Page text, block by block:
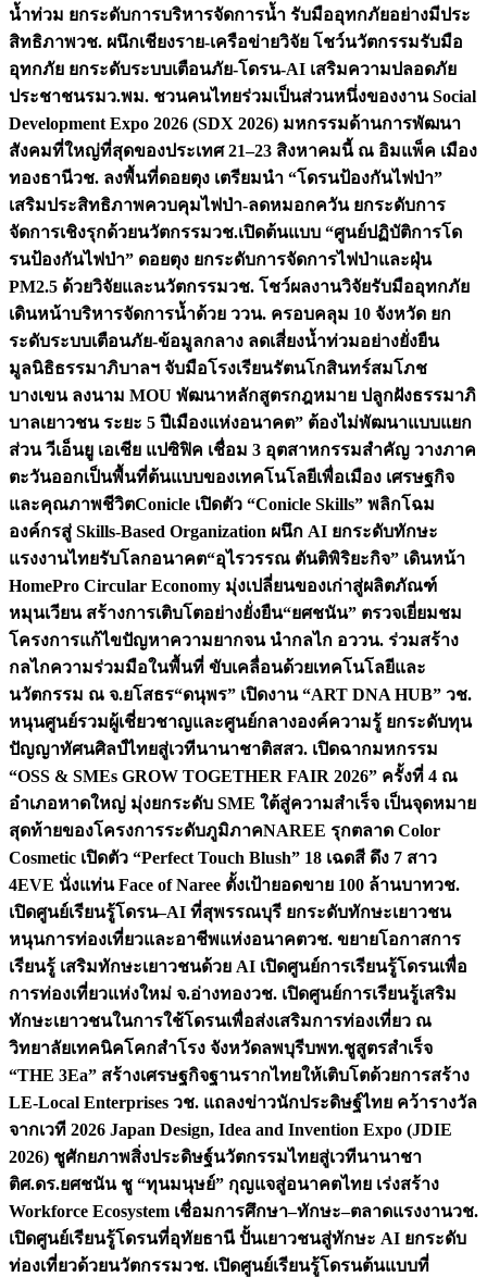
น้ำท่วม ยกระดับการบริหารจัดการน้ำ รับมืออุทกภัยอย่างมีประ
สิทธิภาพวช. ผนึกเชียงราย-เครือข่ายวิจัย โชว์นวัตกรรมรับมือ
อุทกภัย ยกระดับระบบเตือนภัย-โดรน-AI เสริมความปลอดภัย
ประชาชนรมว.พม. ชวนคนไทยร่วมเป็นส่วนหนึ่งของงาน Social
Development Expo 2026 (SDX 2026) มหกรรมด้านการพัฒนา
สังคมที่ใหญ่ที่สุดของประเทศ 21–23 สิงหาคมนี้ ณ อิมแพ็ค เมือง
ทองธานีวช. ลงพื้นที่ดอยตุง เตรียมนำ “โดรนป้องกันไฟป่า”
เสริมประสิทธิภาพควบคุมไฟป่า-ลดหมอกควัน ยกระดับการ
จัดการเชิงรุกด้วยนวัตกรรมวช.เปิดต้นแบบ “ศูนย์ปฏิบัติการโด
รนป้องกันไฟป่า” ดอยตุง ยกระดับการจัดการไฟป่าและฝุ่น
PM2.5 ด้วยวิจัยและนวัตกรรมวช. โชว์ผลงานวิจัยรับมืออุทกภัย
เดินหน้าบริหารจัดการน้ำด้วย ววน. ครอบคลุม 10 จังหวัด ยก
ระดับระบบเตือนภัย-ข้อมูลกลาง ลดเสี่ยงน้ำท่วมอย่างยั่งยืน
มูลนิธิธรรมาภิบาลฯ จับมือโรงเรียนรัตนโกสินทร์สมโภช
บางเขน ลงนาม MOU พัฒนาหลักสูตรกฎหมาย ปลูกฝังธรรมาภิ
บาลเยาวชน ระยะ 5 ปีเมืองแห่งอนาคต” ต้องไม่พัฒนาแบบแยก
ส่วน วีเอ็นยู เอเชีย แปซิฟิค เชื่อม 3 อุตสาหกรรมสำคัญ วางภาค
ตะวันออกเป็นพื้นที่ต้นแบบของเทคโนโลยีเพื่อเมือง เศรษฐกิจ
และคุณภาพชีวิตConicle เปิดตัว “Conicle Skills” พลิกโฉม
องค์กรสู่ Skills-Based Organization ผนึก AI ยกระดับทักษะ
แรงงานไทยรับโลกอนาคต“อุไรวรรณ ตันติพิริยะกิจ” เดินหน้า
HomePro Circular Economy มุ่งเปลี่ยนของเก่าสู่ผลิตภัณฑ์
หมุนเวียน สร้างการเติบโตอย่างยั่งยืน“ยศชนัน” ตรวจเยี่ยมชม
โครงการแก้ไขปัญหาความยากจน นำกลไก อววน. ร่วมสร้าง
กลไกความร่วมมือในพื้นที่ ขับเคลื่อนด้วยเทคโนโลยีและ
นวัตกรรม ณ จ.ยโสธร“ดนุพร” เปิดงาน “ART DNA HUB” วช.
หนุนศูนย์รวมผู้เชี่ยวชาญและศูนย์กลางองค์ความรู้ ยกระดับทุน
ปัญญาทัศนศิลป์ไทยสู่เวทีนานาชาติสสว. เปิดฉากมหกรรม
“OSS & SMEs GROW TOGETHER FAIR 2026” ครั้งที่ 4 ณ
อำเภอหาดใหญ่ มุ่งยกระดับ SME ใต้สู่ความสำเร็จ เป็นจุดหมาย
สุดท้ายของโครงการระดับภูมิภาคNAREE รุกตลาด Color
Cosmetic เปิดตัว “Perfect Touch Blush” 18 เฉดสี ดึง 7 สาว
4EVE นั่งแท่น Face of Naree ตั้งเป้ายอดขาย 100 ล้านบาทวช.
เปิดศูนย์เรียนรู้โดรน–AI ที่สุพรรณบุรี ยกระดับทักษะเยาวชน
หนุนการท่องเที่ยวและอาชีพแห่งอนาคตวช. ขยายโอกาสการ
เรียนรู้ เสริมทักษะเยาวชนด้วย AI เปิดศูนย์การเรียนรู้โดรนเพื่อ
การท่องเที่ยวแห่งใหม่ จ.อ่างทองวช. เปิดศูนย์การเรียนรู้เสริม
ทักษะเยาวชนในการใช้โดรนเพื่อส่งเสริมการท่องเที่ยว ณ
วิทยาลัยเทคนิคโคกสำโรง จังหวัดลพบุรีบพท.ชูสูตรสำเร็จ
“THE 3Ea” สร้างเศรษฐกิจฐานรากไทยให้เติบโตด้วยการสร้าง
LE-Local Enterprises วช. แถลงข่าวนักประดิษฐ์ไทย คว้ารางวัล
จากเวที 2026 Japan Design, Idea and Invention Expo (JDIE
2026) ชูศักยภาพสิ่งประดิษฐ์นวัตกรรมไทยสู่เวทีนานาชา
ติศ.ดร.ยศชนัน ชู “ทุนมนุษย์” กุญแจสู่อนาคตไทย เร่งสร้าง
Workforce Ecosystem เชื่อมการศึกษา–ทักษะ–ตลาดแรงงานวช.
เปิดศูนย์เรียนรู้โดรนที่อุทัยธานี ปั้นเยาวชนสู่ทักษะ AI ยกระดับ
ท่องเที่ยวด้วยนวัตกรรมวช. เปิดศูนย์เรียนรู้โดรนต้นแบบที่